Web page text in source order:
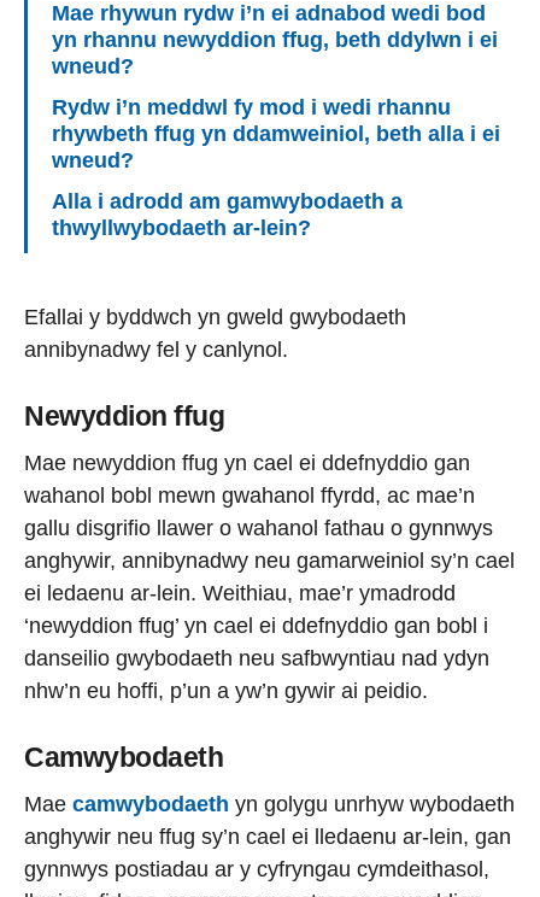
Mae rhywun rydw i’n ei adnabod wedi bod
yn rhannu newyddion ffug, beth ddylwn i ei
wneud?
Rydw i’n meddwl fy mod i wedi rhannu
rhywbeth ffug yn ddamweiniol, beth alla i ei
wneud?
Alla i adrodd am gamwybodaeth a
thwyllwybodaeth ar-lein?
Efallai y byddwch yn gweld gwybodaeth
annibynadwy fel y canlynol.
Newyddion ffug
Mae newyddion ffug yn cael ei ddefnyddio gan
wahanol bobl mewn gwahanol ffyrdd, ac mae’n
gallu disgrifio llawer o wahanol fathau o gynnwys
anghywir, annibynadwy neu gamarweiniol sy’n cael
ei ledaenu ar-lein. Weithiau, mae’r ymadrodd
‘newyddion ffug’ yn cael ei ddefnyddio gan bobl i
danseilio gwybodaeth neu safbwyntiau nad ydyn
nhw’n eu hoffi, p’un a yw’n gywir ai peidio.
Camwybodaeth
Mae camwybodaeth yn golygu unrhyw wybodaeth
anghywir neu ffug sy’n cael ei lledaenu ar-lein, gan
gynnwys postiadau ar y cyfryngau cymdeithasol,